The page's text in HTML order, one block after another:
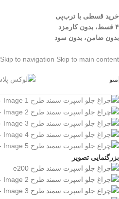
خرید قسطی با ترب‌پی
۴ قسط، بدون کارمزد
بدون ضامن، بدون سود
Skip to navigation Skip to main content
منو
بزرگنمایی تصویر